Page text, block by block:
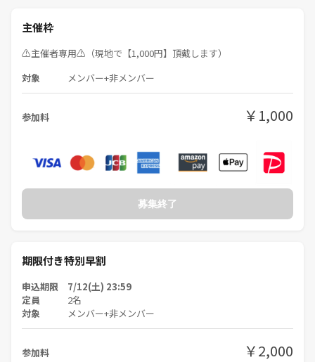
◾️持ち物
・サンダルやビーチシューズがあると便利です
◾️禁止事項
・過度なナンパ・セクハラ・喧嘩などのモラル違反
・開催場所や他の参加者に迷惑をかける行為
このような行為を確認した場合は、主催の判断でお帰りいただきます。
今後、当サークルが主催するイベントへのご参加もお断りさせていただ
主催枠
⚠️主催者専用⚠️（現地で【1,000円】頂戴します）
対象 メンバー+非メンバー
参加料 ￥1,000
募集終了
期限付き特別早割
申込期限 7/12(土) 23:59
定員 2名
対象 メンバー+非メンバー
参加料 ￥2,000